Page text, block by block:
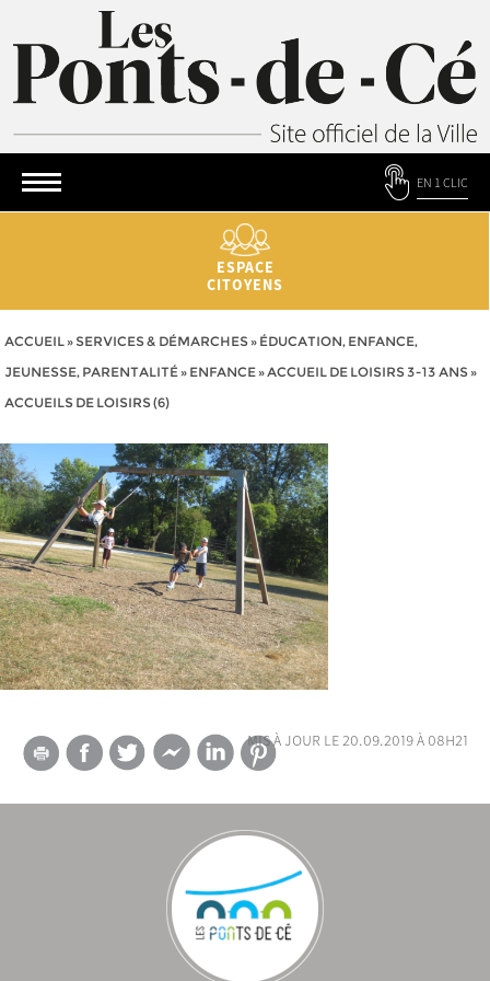
EN 1 CLIC
ESPACE
CITOYENS
ACCUEIL» SERVICES & DÉMARCHES» ÉDUCATION, ENFANCE,
JEUNESSE, PARENTALITÉ» ENFANCE»ACCUEIL DE LOISIRS 3-13 ANS»
ACCUEILS DE LOISIRS (6)
mis à jour le 20.09.2019 à 08h21